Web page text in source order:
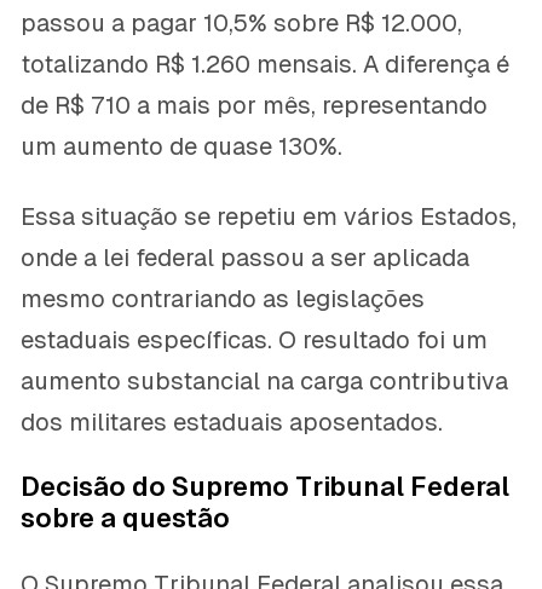
passou a pagar 10,5% sobre R$ 12.000,
totalizando R$ 1.260 mensais. A diferença é
de R$ 710 a mais por mês, representando
um aumento de quase 130%.
Essa situação se repetiu em vários Estados,
onde a lei federal passou a ser aplicada
mesmo contrariando as legislações
estaduais específicas. O resultado foi um
aumento substancial na carga contributiva
dos militares estaduais aposentados.
Decisão do Supremo Tribunal Federal
sobre a questão